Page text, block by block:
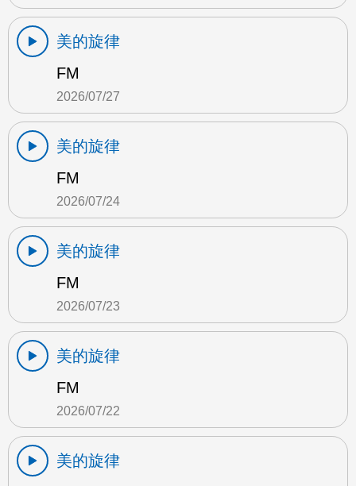
美的旋律
FM
2026/07/27
美的旋律
FM
2026/07/24
美的旋律
FM
2026/07/23
美的旋律
FM
2026/07/22
美的旋律